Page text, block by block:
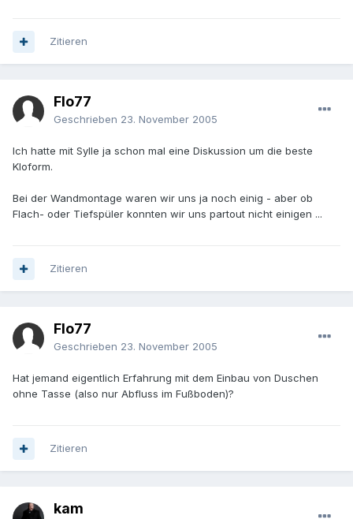
Zitieren
Flo77
Geschrieben 23. November 2005
Ich hatte mit Sylle ja schon mal eine Diskussion um die beste
Kloform.
Bei der Wandmontage waren wir uns ja noch einig - aber ob
Flach- oder Tiefspüler konnten wir uns partout nicht einigen ...
Zitieren
Flo77
Geschrieben 23. November 2005
Hat jemand eigentlich Erfahrung mit dem Einbau von Duschen
ohne Tasse (also nur Abfluss im Fußboden)?
Zitieren
kam